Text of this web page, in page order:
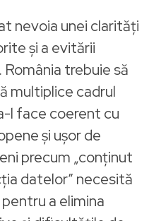
nevoia unei clarități
și a evitării
trebuie să
multiplice cadrul
l face coerent cu
și ușor de
precum „conținut
datelor” necesită
a elimina